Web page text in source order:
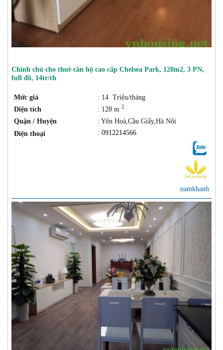
Chính chủ cho thuê căn hộ cao cấp Chelsea Park, 128m2, 3 PN,
full đồ, 14tr/th
Mức giá
: 14 Triệu/tháng
Diện tích
: 128 m 2
Quận / Huyện
: Yên Hoà,Cầu Giấy,Hà Nội
Điện thoại
: 0912214566
namkhanh